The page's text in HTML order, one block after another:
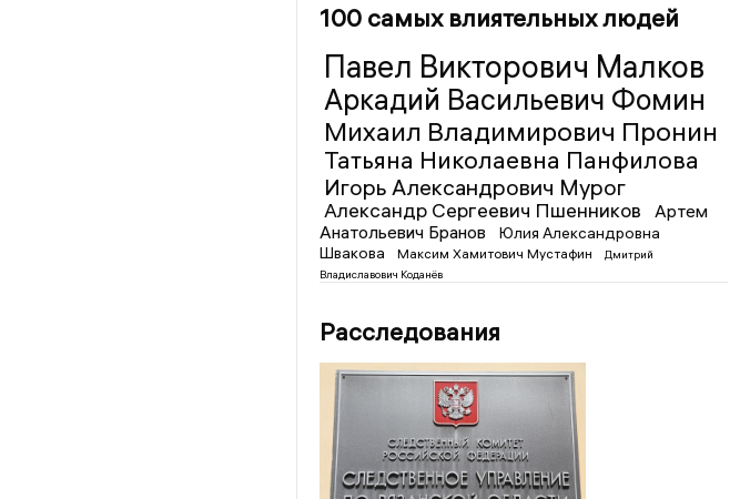
100 самых влиятельных людей
Павел Викторович Малков
Аркадий Васильевич Фомин
Михаил Владимирович Пронин
Татьяна Николаевна Панфилова
Игорь Александрович Мурог
Александр Сергеевич Пшенников
Артем
Анатольевич Бранов
Юлия Александровна
Швакова
Максим Хамитович Мустафин
Дмитрий
Владиславович Коданёв
Расследования